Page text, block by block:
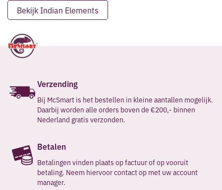
Bekijk Indian Elements
Verzending
Bij McSmart is het bestellen in kleine aantallen mogelijk.
Daarbij worden alle orders boven de €200,- binnen
Nederland gratis verzonden.
Betalen
Betalingen vinden plaats op factuur of op vooruit
betaling. Neem hiervoor contact op met uw account
manager.